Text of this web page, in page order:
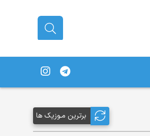
برترین مـوزیک ها